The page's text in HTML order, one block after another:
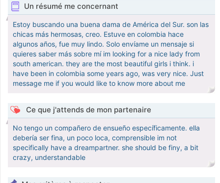
Un résumé me concernant
Estoy buscando una buena dama de América del Sur. son las
chicas más hermosas, creo. Estuve en colombia hace
algunos años, fue muy lindo. Solo envíame un mensaje si
quieres saber más sobre mí im looking for a nice lady from
south american. they are the most beautiful girls i think. i
have been in colombia some years ago, was very nice. Just
message me if you would like to know more about me
Ce que j'attends de mon partenaire
No tengo un compañero de ensueño específicamente. ella
debería ser fina, un poco loca, comprensible im not
specifically have a dreampartner. she should be finy, a bit
crazy, understandable